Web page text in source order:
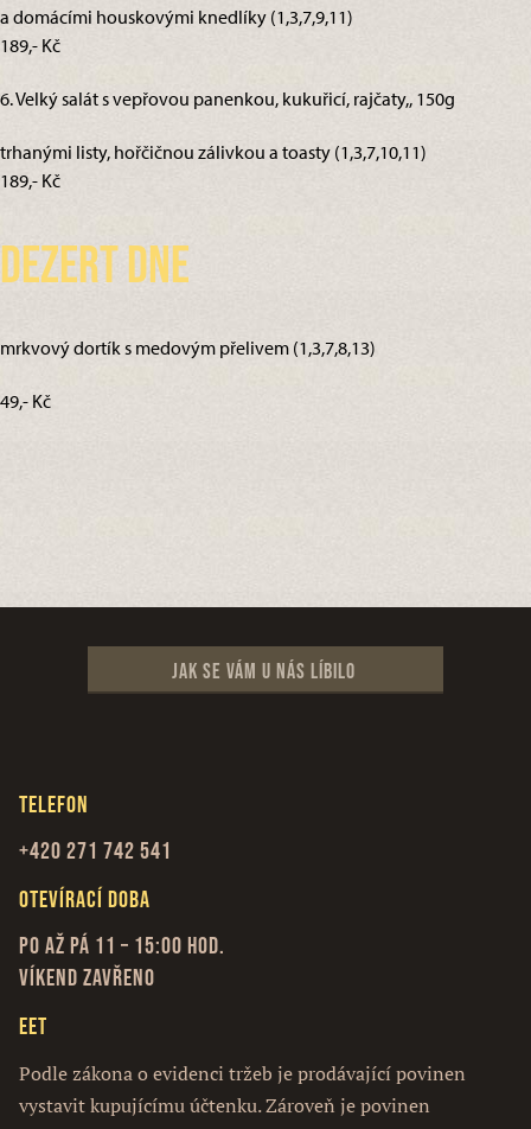
a domácími houskovými knedlíky (1,3,7,9,11)
189,- Kč
6. Velký salát s vepřovou panenkou, kukuřicí, rajčaty,, 150g
trhanými listy, hořčičnou zálivkou a toasty (1,3,7,10,11)
189,- Kč
Dezert dne
mrkvový dortík s medovým přelivem (1,3,7,8,13)
49,- Kč
Jak se vám u nás líbilo
Telefon
+420 271 742 541
Otevírací doba
Po až Pá 11 – 15:00 hod.
Víkend zavřeno
EET
Podle zákona o evidenci tržeb je prodávající povinen
vystavit kupujícímu účtenku. Zároveň je povinen